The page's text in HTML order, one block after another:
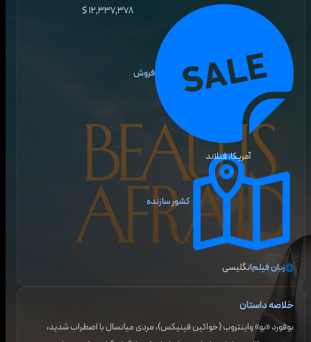
فروش
۱۲٬۳۳۷٬۳۷۸ $
کشور سازنده
آمریکا، فنلاند
زبان فیلمانگلیسی
خلاصه داستان
بوفورد «بو» واینتروب (خواکین فینیکس)، مردی میانسال با اضطراب شدید،